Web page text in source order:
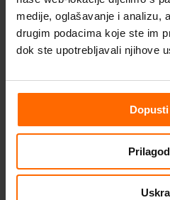
medije, oglašavanje i analizu,
drugim podacima koje ste im
dok ste upotrebljavali njihove
Accurate Document
Reconstruction
Professional Support